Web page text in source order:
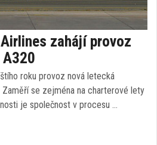
zahájí provoz
roku provoz nová letecká
se zejména na charterové lety
je společnost v procesu …